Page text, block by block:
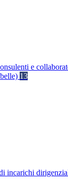
e
13
incarichi